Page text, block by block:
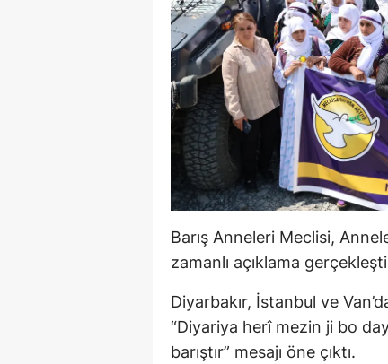
Barış Anneleri Meclisi,
zamanlı açıklama
Diyarbakır, İstanbul ve
“Diyariya herî mezin ji bo
barıştır” mesajı öne çıktı.